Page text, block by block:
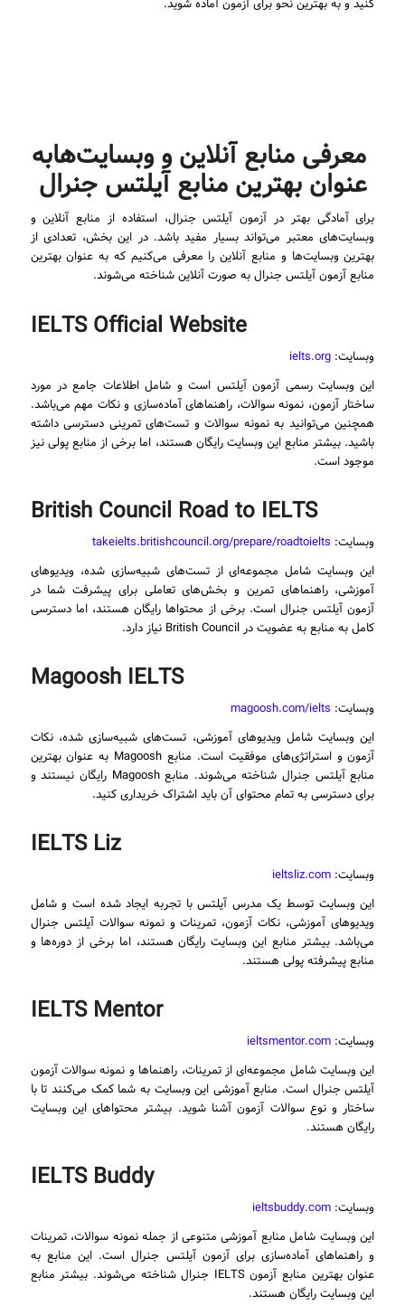
کنید و به بهترین نحو برای آزمون آماده شوید.
معرفی منابع آنلاین و وبسایت‌هابه
عنوان بهترین منابع آیلتس جنرال
برای آمادگی بهتر در آزمون آیلتس جنرال، استفاده از منابع آنلاین و
وبسایت‌های معتبر می‌تواند بسیار مفید باشد. در این بخش، تعدادی از
بهترین وبسایت‌ها و منابع آنلاین را معرفی می‌کنیم که به عنوان بهترین
منابع آزمون آیلتس جنرال به صورت آنلاین شناخته می‌شوند.
IELTS Official Website
وبسایت: ielts.org
این وبسایت رسمی آزمون آیلتس است و شامل اطلاعات جامع در مورد
ساختار آزمون، نمونه سوالات، راهنماهای آماده‌سازی و نکات مهم می‌باشد.
همچنین می‌توانید به نمونه سوالات و تست‌های تمرینی دسترسی داشته
باشید. بیشتر منابع این وبسایت رایگان هستند، اما برخی از منابع پولی نیز
موجود است.
British Council Road to IELTS
وبسایت: takeielts.britishcouncil.org/prepare/roadtoielts
این وبسایت شامل مجموعه‌ای از تست‌های شبیه‌سازی شده، ویدیوهای
آموزشی، راهنماهای تمرین و بخش‌های تعاملی برای پیشرفت شما در
آزمون آیلتس جنرال است. برخی از محتواها رایگان هستند، اما دسترسی
کامل به منابع به عضویت در British Council نیاز دارد.
Magoosh IELTS
وبسایت: magoosh.com/ielts
این وبسایت شامل ویدیوهای آموزشی، تست‌های شبیه‌سازی شده، نکات
آزمون و استراتژی‌های موفقیت است. منابع Magoosh به عنوان بهترین
منابع آیلتس جنرال شناخته می‌شوند. منابع Magoosh رایگان نیستند و
برای دسترسی به تمام محتوای آن باید اشتراک خریداری کنید.
IELTS Liz
وبسایت: ieltsliz.com
این وبسایت توسط یک مدرس آیلتس با تجربه ایجاد شده است و شامل
ویدیوهای آموزشی، نکات آزمون، تمرینات و نمونه سوالات آیلتس جنرال
می‌باشد. بیشتر منابع این وبسایت رایگان هستند، اما برخی از دوره‌ها و
منابع پیشرفته پولی هستند.
IELTS Mentor
وبسایت: ieltsmentor.com
این وبسایت شامل مجموعه‌ای از تمرینات، راهنماها و نمونه سوالات آزمون
آیلتس جنرال است. منابع آموزشی این وبسایت به شما کمک می‌کنند تا با
ساختار و نوع سوالات آزمون آشنا شوید. بیشتر محتواهای این وبسایت
رایگان هستند.
IELTS Buddy
وبسایت: ieltsbuddy.com
این وبسایت شامل منابع آموزشی متنوعی از جمله نمونه سوالات، تمرینات
و راهنماهای آماده‌سازی برای آزمون آیلتس جنرال است. این منابع به
عنوان بهترین منابع آزمون IELTS جنرال شناخته می‌شوند. بیشتر منابع
این وبسایت رایگان هستند.